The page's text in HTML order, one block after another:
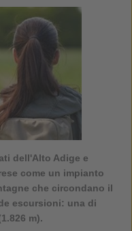
dell'Alto Adige e
come un impianto
che circondano il
escursioni: una di
m).